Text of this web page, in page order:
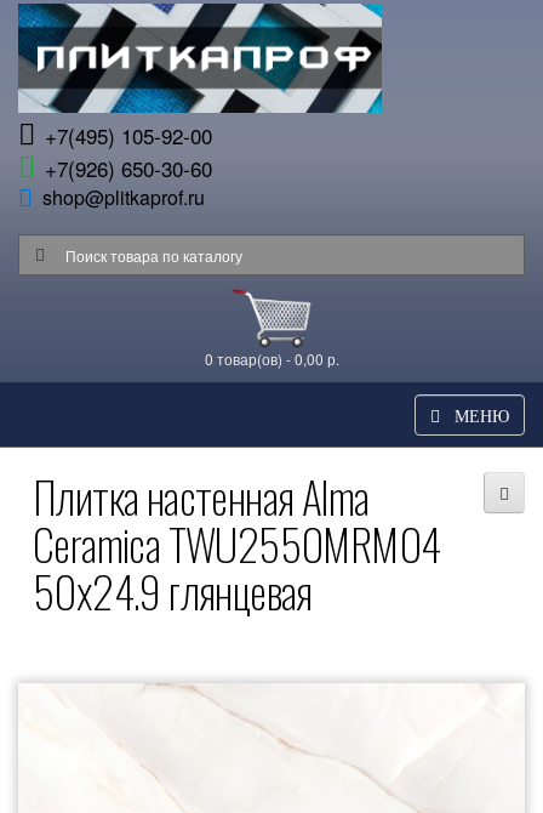
+7(495) 105-92-00
+7(926) 650-30-60
shop@plitkaprof.ru
0 товар(ов) - 0,00 р.
МЕНЮ
Плитка настенная Alma
Ceramica TWU2550MRM04
50x24.9 глянцевая